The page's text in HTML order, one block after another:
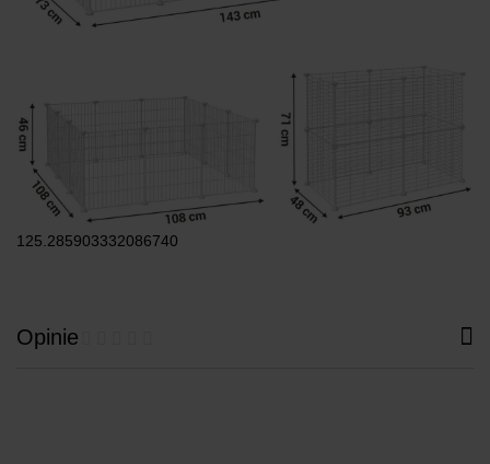
125.285903332086740
Opinie